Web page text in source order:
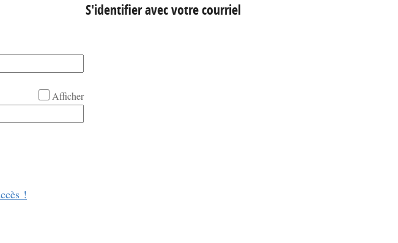
S'identifier avec votre courriel
Afficher
!